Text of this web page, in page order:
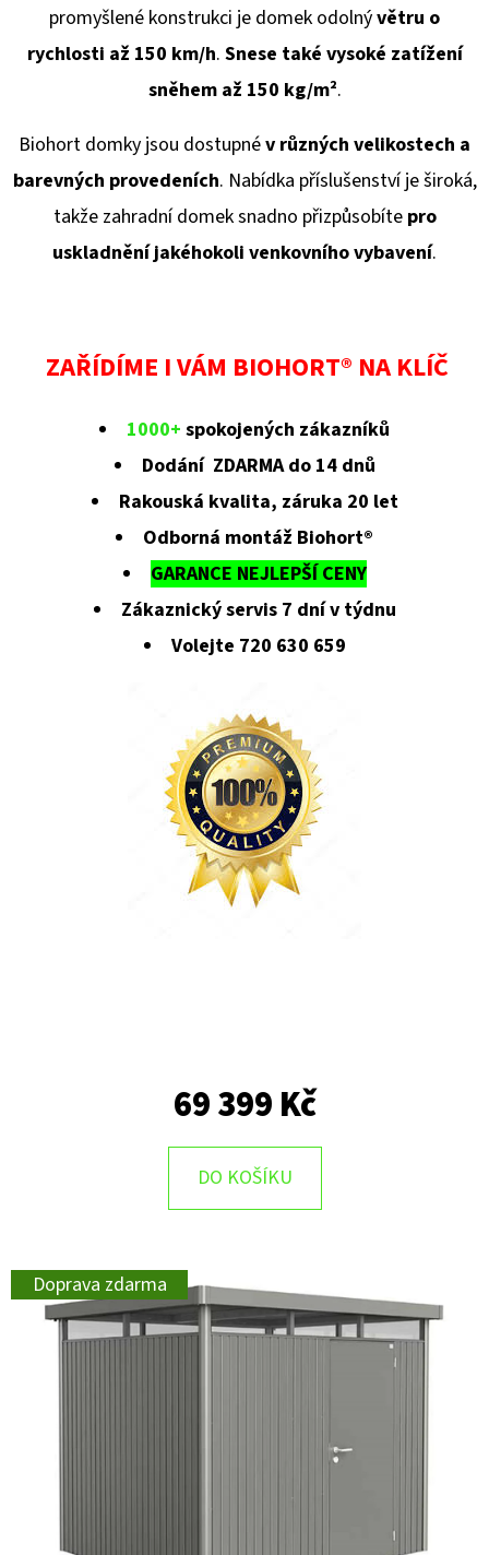
promyšlené konstrukci je domek odolnývětru o
rychlosti až 150 km/h. Snese také vysoké zatížení
sněhem až 150 kg/m².
Biohort domky jsou dostupnév různých velikostech a
barevných provedeních. Nabídka příslušenství je široká,
takže zahradní domek snadno přizpůsobíte pro
uskladnění jakéhokoli venkovního vybavení.
ZAŘÍDÍME I VÁM BIOHORT® NA KLÍČ
1000+ spokojených zákazníků
Dodání ZDARMA do 14 dnů
Rakouská kvalita, záruka 20 let
Odborná montáž Biohort®
GARANCE NEJLEPŠÍ CENY
Zákaznický servis 7 dní v týdnu
Volejte 720 630 659
69 399 Kč
DO KOŠÍKU
Doprava zdarma